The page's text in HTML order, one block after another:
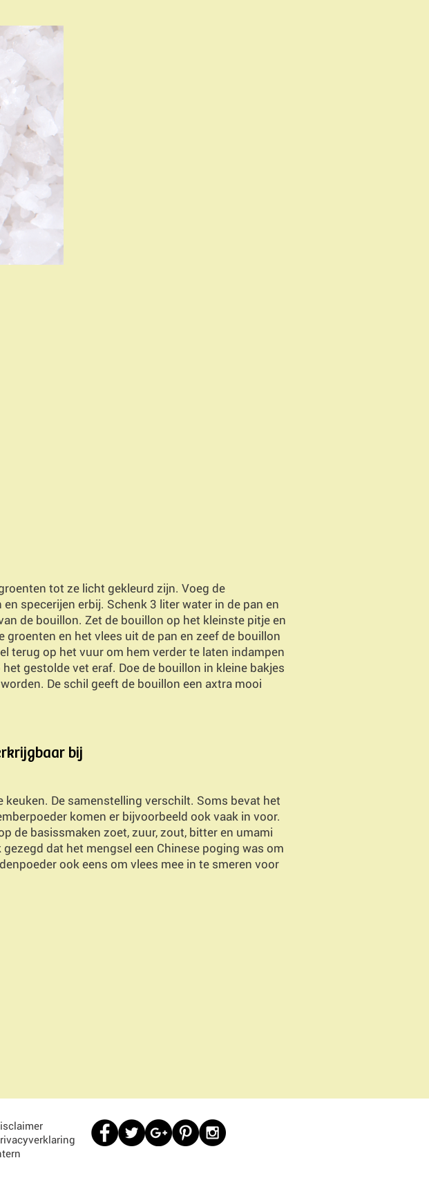
tot ze licht gekleurd zijn. Voeg de
specerijen erbij. Schenk 3 liter water in de pan en
de bouillon. Zet de bouillon op het kleinste pitje en
en het vlees uit de pan en zeef de bouillon
terug op het vuur om hem verder te laten indampen
gestolde vet eraf. Doe de bouillon in kleine bakjes
De schil geeft de bouillon een axtra mooi
bij
De samenstelling verschilt. Soms bevat het
komen er bijvoorbeeld ook vaak in voor.
de basissmaken zoet, zuur, zout, bitter en umami
dat het mengsel een Chinese poging was om
ook eens om vlees mee in te smeren voor